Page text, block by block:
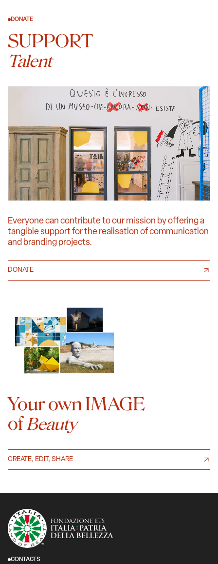
DONATE
SUPPORT
Talent
Everyone can contribute to our mission by offering a
tangible support for the realisation of communication
and branding projects.
DONATE
Your own IMAGE
ofBeauty
CREATE, EDIT, SHARE
CONTACTS